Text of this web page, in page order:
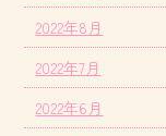
2022年8月
2022年7月
2022年6月